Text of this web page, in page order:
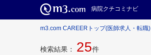
病院クチコミナビ
m3.com CAREERトップ(医師求人・転職)
検索結果： 25件